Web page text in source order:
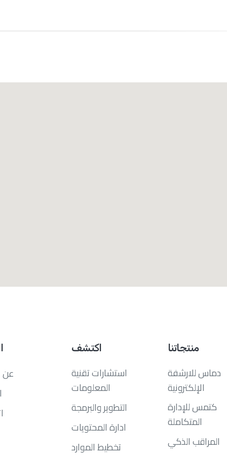
عن
اكتشف
استشارات تقنية
المعلومات
التطوير والبرمجة
ادارة المحتويات
تخطيط الموارد
منتجاتنا
دماس للارشفة
الإلكترونية
كتمس للإدارة
المتكاملة
المراقب الذكي